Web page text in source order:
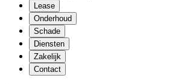
Lease
Onderhoud
Schade
Diensten
Zakelijk
Contact